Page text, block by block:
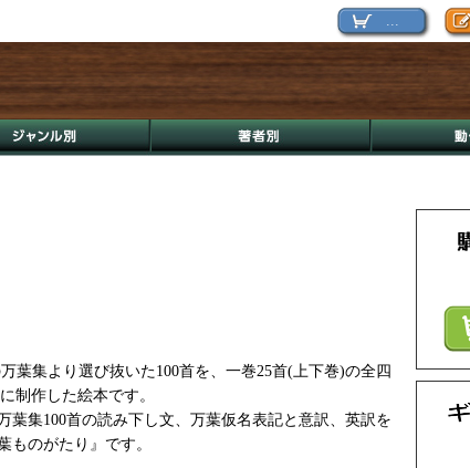
葉集より選び抜いた100首を、一巻25首(上下巻)の全四
制作した絵本です。
集100首の読み下し文、万葉仮名表記と意訳、英訳を
のがたり』です。